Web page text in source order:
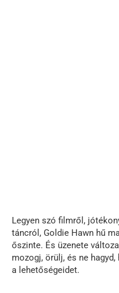
Legyen szó filmről,
táncról, Goldie Hawn hű
őszinte. És üzenete
mozogj, örülj, és ne
a lehetőségeidet.